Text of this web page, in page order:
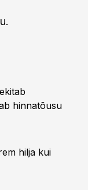
hinnatõusu
hilja kui